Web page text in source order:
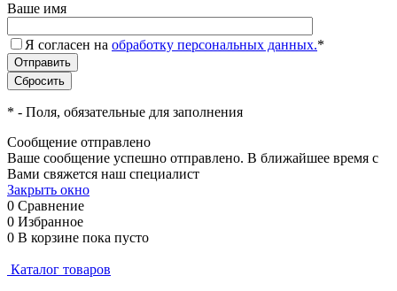
Ваше имя
Я согласен на обработку персональных данных.*
* - Поля, обязательные для заполнения
Сообщение отправлено
Ваше сообщение успешно отправлено. В ближайшее время с
Вами свяжется наш специалист
Закрыть окно
0 Сравнение
0 Избранное
0 В корзине пока пусто
Каталог товаров